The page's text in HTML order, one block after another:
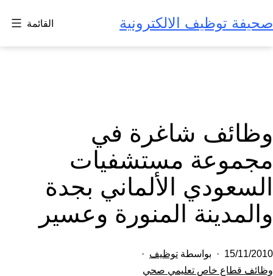
إلى
المحتوى
صحيفة توظيف الالكترونية القائمة
وظائف شاغرة في
مجموعة مستشفيات
السعودي الألماني بجدة
والمدينة المنورة وعسير
تم
النشر
15/11/2010 بواسطة توظيف
مصنف
وظائف قطاع خاص تعليمي صحي